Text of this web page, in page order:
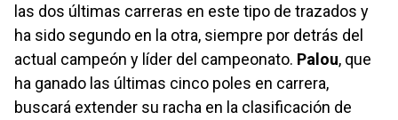
las dos últimas carreras en este tipo de trazados y
ha sido segundo en la otra, siempre por detrás del
actual campeón y líder del campeonato. Palou, que
ha ganado las últimas cinco poles en carrera,
buscará extender su racha en la clasificación de